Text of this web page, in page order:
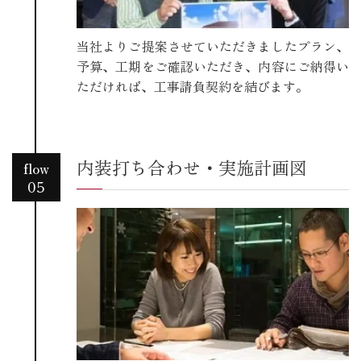
当社よりご提案させていただきましたプラン、
予算、工期をご確認いただき、内容にご納得い
ただければ、工事請負契約を結びます。
flow
05
内装打ち合わせ・実施計画図